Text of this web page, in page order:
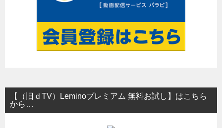
【（旧ｄTV）Leminoプレミアム 無料お試し】はこちら
から…